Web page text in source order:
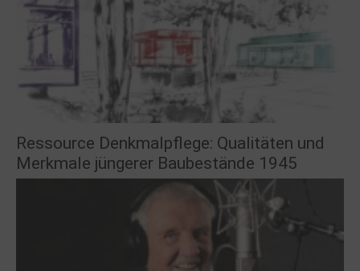
Ressource Denkmalpflege: Qualitäten und
Merkmale jüngerer Baubestände 1945